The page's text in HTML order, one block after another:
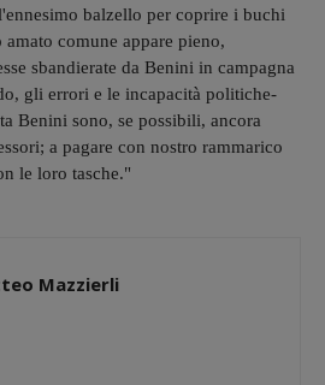
balzello per coprire i buchi
comune appare pieno,
sbandierate da Benini in campagna
gli errori e le incapacità politiche-
Benini sono, se possibili, ancora
a pagare con nostro rammarico
le loro tasche."
Mazzierli